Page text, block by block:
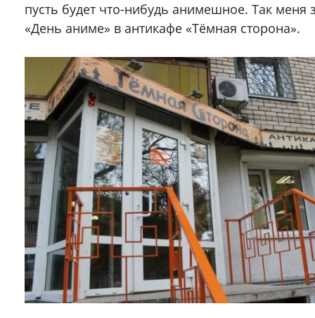
пусть будет что-нибудь анимешное. Так меня
«День аниме» в антикафе «Тёмная сторона».